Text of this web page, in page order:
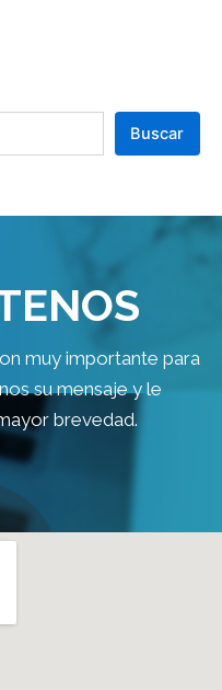
Buscar
muy importante para
su mensaje y le
brevedad.